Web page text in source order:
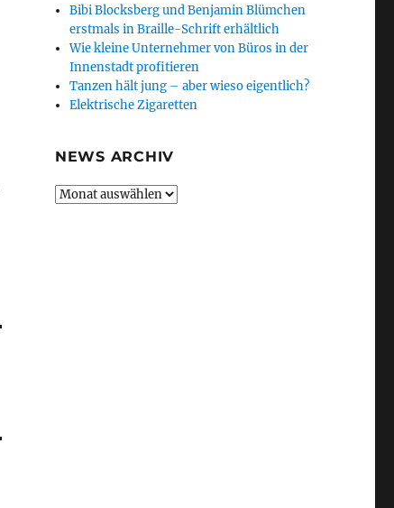
Bibi Blocksberg und Benjamin Blümchen
erstmals in Braille-Schrift erhältlich
Wie kleine Unternehmer von Büros in der
Innenstadt profitieren
Tanzen hält jung – aber wieso eigentlich?
Elektrische Zigaretten
NEWS ARCHIV
News